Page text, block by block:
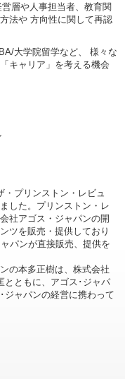
層や人事担当者、教育関
法や 方向性に関して再認
大学院留学など、 様々な
キャリア」を考える機会
プリンストン・レビュ
した。プリンストン・レ
社アゴス・ジャパンの開
ツを販売・提供しており
パンが直接販売、提供を
の本多正樹は、株式会社
とともに、アゴス･ジャパ
ジャパンの経営に携わって